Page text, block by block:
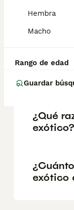
Hembra
Macho
Rango de edad
Guardar
originales
pelaje
¿Es
los
¿Qué
exótico?
exótico